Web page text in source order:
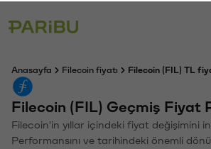
Anasayfa Filecoin fiyatı Filecoin (FIL) TL
Filecoin (FIL) Geçmiş Fiyat
Filecoin'in yıllar içindeki fiyat değişimini
Performansını ve tarihindeki önemli